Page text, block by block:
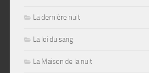
La dernière nuit
La loi du sang
La Maison de la nuit